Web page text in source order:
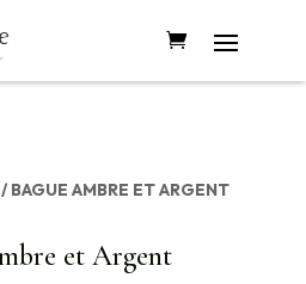
/ BAGUE AMBRE ET ARGENT
et Argent